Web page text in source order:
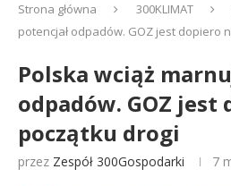
Strona główna 300KLIMAT
potencjał odpadów. GOZ jest dopiero
Polska wciąż
odpadów. GOZ jest
początku drogi
przez Zespół 300Gospodarki 7